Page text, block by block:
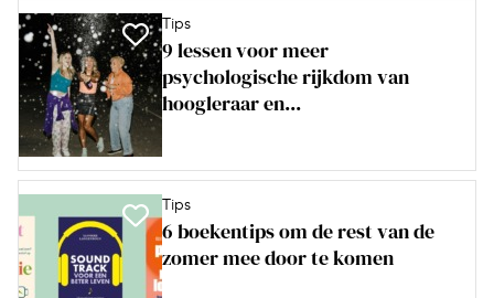
Tips
9 lessen voor meer
psychologische rijkdom van
hoogleraar en...
Tips
6 boekentips om de rest van de
zomer mee door te komen